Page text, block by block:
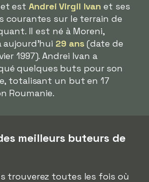
est Andrei Virgil Ivan et ses
courantes sur le terrain de
Il est né à Moreni,
aujourd'hui 29 ans (date de
1997). Andrei Ivan a
quelques buts pour son
totalisant un but en 17
Roumanie.
meilleurs buteurs de
trouverez toutes les fois où